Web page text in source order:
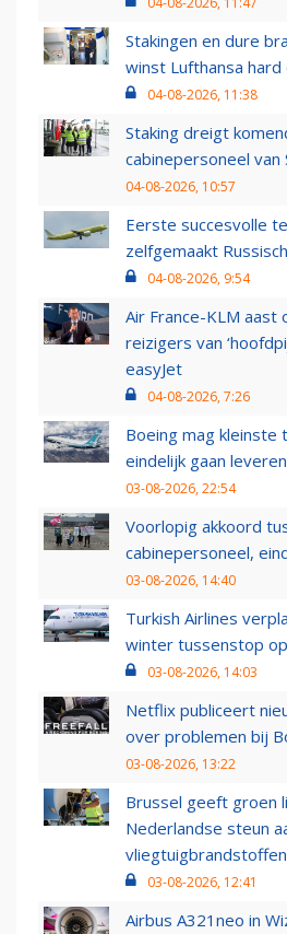
Stakingen en dure
winst Lufthansa hard
04-08-2026, 11:38
Staking dreigt
cabinepersoneel van
04-08-2026, 10:57
Eerste succesvolle
zelfgemaakt
04-08-2026, 9:54
Air France-KLM aast
reizigers van
easyJet
04-08-2026, 7:26
Boeing mag kleinste
eindelijk gaan leveren
03-08-2026, 22:54
Voorlopig akkoord
cabinepersoneel,
03-08-2026, 14:40
Turkish Airlines
winter tussenstop
03-08-2026, 14:03
Netflix publiceert
over problemen bij
03-08-2026, 13:22
Brussel geeft groen
Nederlandse steun
vliegtuigbrandstoffen
03-08-2026, 12:41
Airbus A321neo in